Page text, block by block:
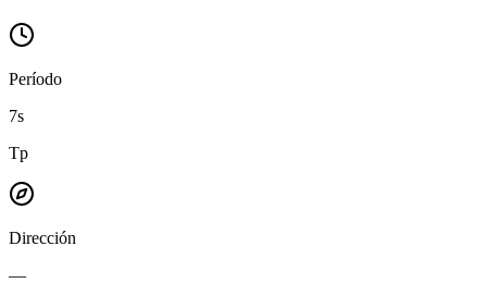
Período
7s
Tp
Dirección
—